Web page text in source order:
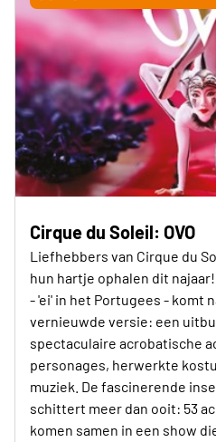
Cirque du Soleil: OVO
Liefhebbers van Cirque du
hun hartje ophalen dit
- 'ei' in het Portugees - komt
vernieuwde versie: een
spectaculaire acrobatische
personages, herwerkte
muziek. De fascinerende
schittert meer dan ooit: 53
komen samen in een show